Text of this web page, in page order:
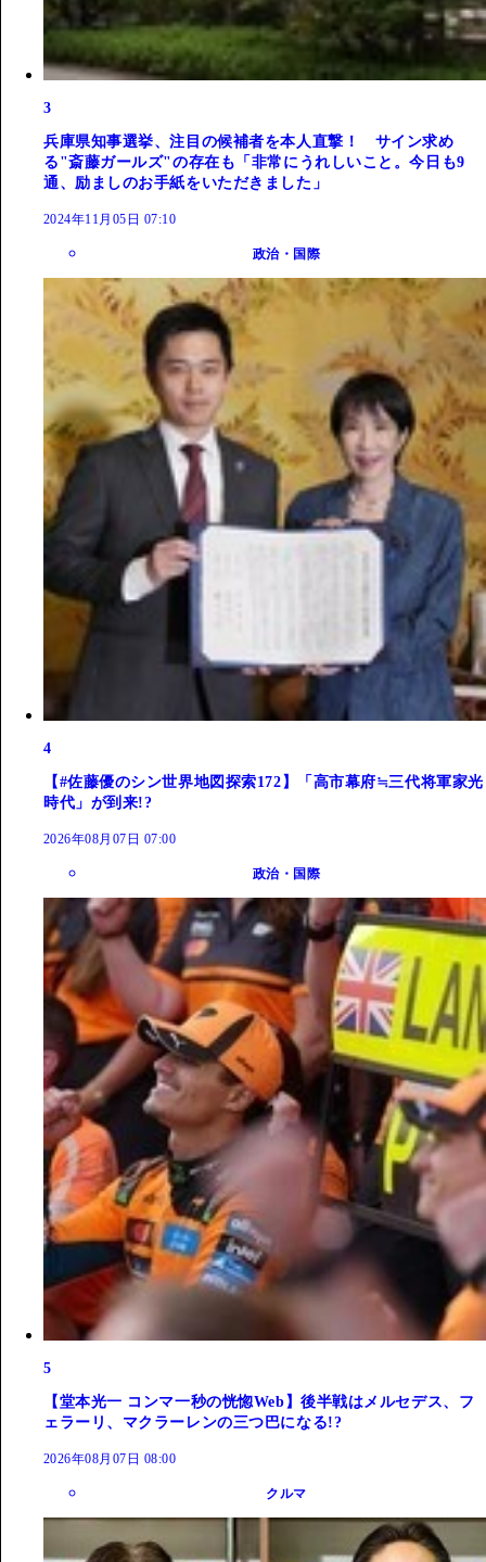
3
兵庫県知事選挙、注目の候補者を本人直撃！ サイン求め
る"斎藤ガールズ"の存在も「非常にうれしいこと。今日も9
通、励ましのお手紙をいただきました」
2024年11月05日 07:10
政治・国際
4
【#佐藤優のシン世界地図探索172】「高市幕府≒三代将軍家光
時代」が到来!?
2026年08月07日 07:00
政治・国際
5
【堂本光一 コンマ一秒の恍惚Web】後半戦はメルセデス、フ
ェラーリ、マクラーレンの三つ巴になる!?
2026年08月07日 08:00
クルマ